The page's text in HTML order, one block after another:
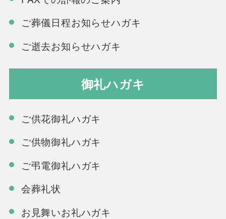
ご葬儀日程お知らせハガキ
ご逝去お知らせハガキ
御礼ハガキ
ご供花御礼ハガキ
ご供物御礼ハガキ
ご弔電御礼ハガキ
会葬礼状
お見舞いお礼ハガキ